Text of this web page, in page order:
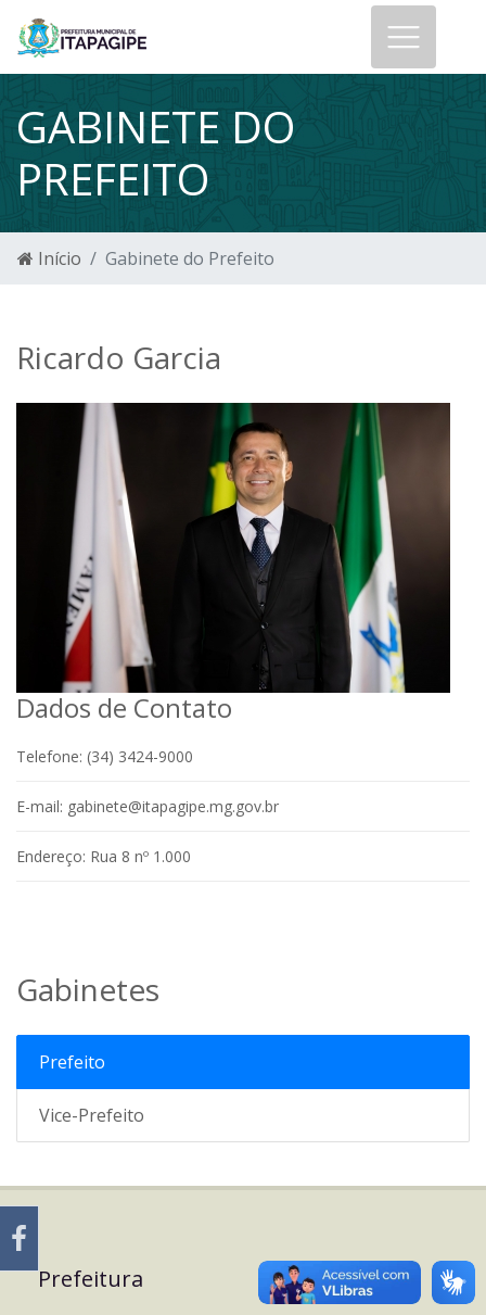
GABINETE DO
PREFEITO
Início Gabinete do Prefeito
Ricardo Garcia
Dados de Contato
Telefone: (34) 3424-9000
E-mail: gabinete@itapagipe.mg.gov.br
Endereço: Rua 8 nº 1.000
Gabinetes
Prefeito
Vice-Prefeito
Prefeitura